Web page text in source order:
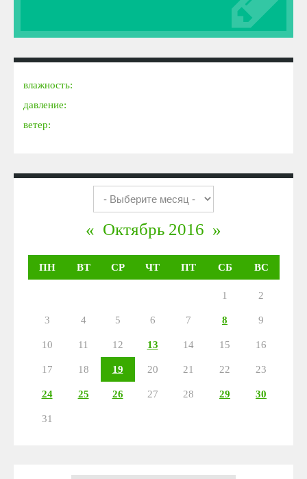
влажность:
давление:
ветер:
« Октябрь 2016 »
ПН ВТ СР ЧТ ПТ СБ ВС
1 2
3 4 5 6 7 8 9
10 11 12 13 14 15 16
17 18 19 20 21 22 23
24 25 26 27 28 29 30
31